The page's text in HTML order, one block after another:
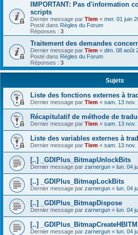
IMPORTANT: Pas d'information
scripts
Dernier message par Tlem « mer. 01 juin
Posté dans Règles du Forum
Réponses : 3
Traitement des demandes
Dernier message par Tlem « dim. 08 août
Posté dans Règles du Forum
Réponses : 3
Sujets
Liste des fonctions externes à
Dernier message par Tlem « sam. 13 nov.
Récapitulatif de méthode de
Dernier message par Tlem « sam. 13 nov.
Liste des variables externes à
Dernier message par Tlem « sam. 13 nov.
[..] _GDIPlus_BitmapUnlockBits
Dernier message par zarnergun « lun. 04
[..] _GDIPlus_BitmapLockBits
Dernier message par zarnergun « lun. 04
[..] _GDIPlus_BitmapDispose
Dernier message par zarnergun « lun. 04
[..]
Dernier message par zarnergun « lun. 04